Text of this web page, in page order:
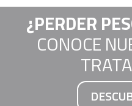
¿PERDER
CONOCE